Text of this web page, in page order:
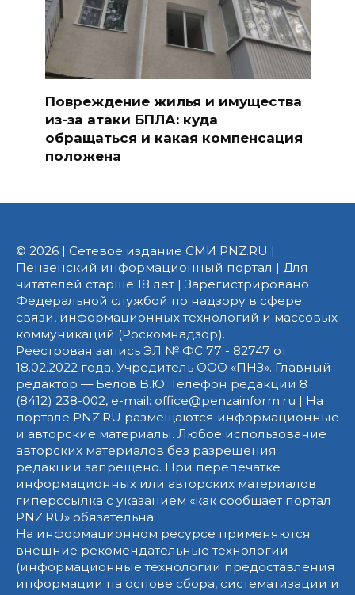
Повреждение жилья и имущества
из-за атаки БПЛА: куда
обращаться и какая компенсация
положена
© 2026 | Сетевое издание СМИ PNZ.RU |
Пензенский информационный портал | Для
читателей старше 18 лет | Зарегистрировано
Федеральной службой по надзору в сфере
связи, информационных технологий и массовых
коммуникаций (Роскомнадзор).
Реестровая запись ЭЛ № ФС 77 - 82747 от
18.02.2022 года. Учредитель ООО «ПНЗ». Главный
редактор — Белов В.Ю. Телефон редакции 8
(8412) 238-002, e-mail: office@penzainform.ru | На
портале PNZ.RU размещаются информационные
и авторские материалы. Любое использование
авторских материалов без разрешения
редакции запрещено. При перепечатке
информационных или авторских материалов
гиперссылка с указанием «как сообщает портал
PNZ.RU» обязательна.
На информационном ресурсе применяются
внешние рекомендательные технологии
(информационные технологии предоставления
информации на основе сбора, систематизации и